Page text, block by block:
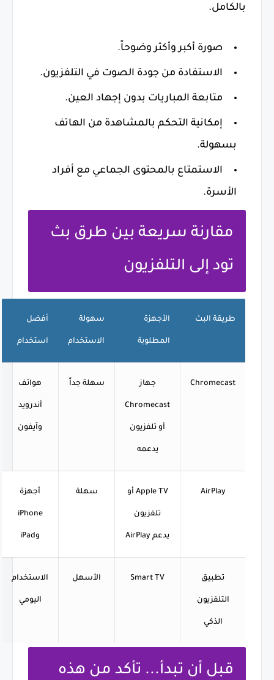
بالكامل.
صورة أكبر وأكثر وضوحاً.
الاستفادة من جودة الصوت في التلفزيون.
متابعة المباريات بدون إجهاد العين.
إمكانية التحكم بالمشاهدة من الهاتف
بسهولة.
الاستمتاع بالمحتوى الجماعي مع أفراد
الأسرة.
مقارنة سريعة بين طرق بث
تود إلى التلفزيون
طريقة البث الأجهزة
المطلوبة
سهولة
الاستخدام
أفضل
استخدام
Chromecast جهاز
Chromecast
أو تلفزيون
يدعمه
سهلة جداً هواتف
أندرويد
وآيفون
AirPlay Apple TV أو
تلفزيون
يدعم AirPlay
سهلة أجهزة
iPhone
وiPad
تطبيق
التلفزيون
الذكي
Smart TV الأسهل الاستخدام
اليومي
قبل أن تبدأ... تأكد من هذه